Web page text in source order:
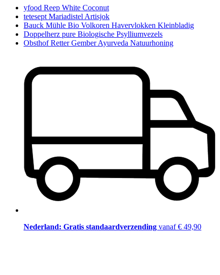
yfood Reep White Coconut
tetesept Mariadistel Artisjok
Bauck Mühle Bio Volkoren Havervlokken Kleinbladig
Doppelherz pure Biologische Psylliumvezels
Obsthof Retter Gember Ayurveda Natuurhoning
Nederland: Gratis standaardverzending vanaf € 49,90